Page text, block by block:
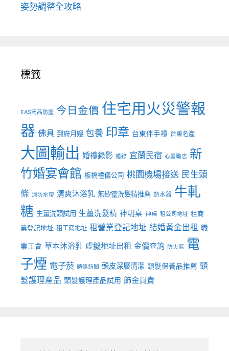
姿勢調整全攻略
標籤
EAS商品防盜 今日金價 住宅用火災警報
器 佛具 到府月嫂 包養 印章 台東伴手禮 台東名產
大圖輸出 婚禮錄影 婚錄 宜蘭民宿 心靈勵志 新
竹婚宴會館 板橋禮儀公司 桃園機場接送 民生頭
條 消防水帶 清爽沐浴乳 無矽靈洗髮精推薦 熱水器 牛軋
糖 生薑洗頭試用 生薑洗髮精 神明桌 神桌 租公司地址 租商
業登記地址 租工商地址 租營業登記地址 結婚黃金出租 職
業工會 草本沐浴乳 虛擬地址出租 金價查詢 防火泥
電
子煙 電子菸 頭條新聞 頭皮深層清潔 頭髮保養品推薦 頭
髮護理產品 頭髮護理產品試用 飾金買賣